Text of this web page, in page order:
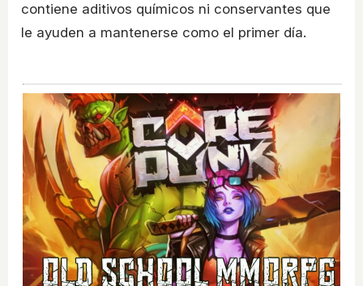
contiene aditivos químicos ni conservantes que
le ayuden a mantenerse como el primer día.